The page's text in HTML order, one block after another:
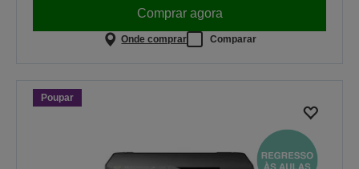
Comprar agora
Onde comprar Comparar
Poupar